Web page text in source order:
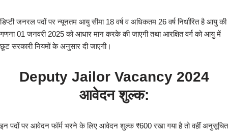
डिप्टी जनरल पदों पर न्यूनतम आयु सीमा 18 वर्ष व अधिकतम 26 वर्ष निर्धारित है आयु की
गणना 01 जनवरी 2025 को आधार मान करके की जाएगी तथा आरक्षित वर्ग को आयु में
छूट सरकारी नियमों के अनुसार दी जाएगी।
Deputy Jailor Vacancy 2024
आवेदन शुल्क:
इन पदों पर आवेदन फॉर्म भरने के लिए आवेदन शुल्क ₹600 रखा गया है तो वहीं अनुसूचित